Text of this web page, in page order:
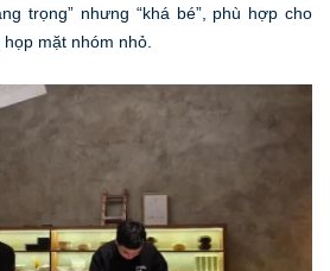
trọng” nhưng “khá bé”, phù hợp cho
mặt nhóm nhỏ.